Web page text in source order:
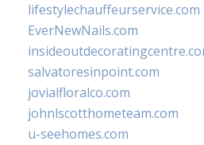
lifestylechauffeurservice.com
EverNewNails.com
salvatoresinpoint.com
jovialfloralco.com
johnlscotthometeam.com
u-seehomes.com